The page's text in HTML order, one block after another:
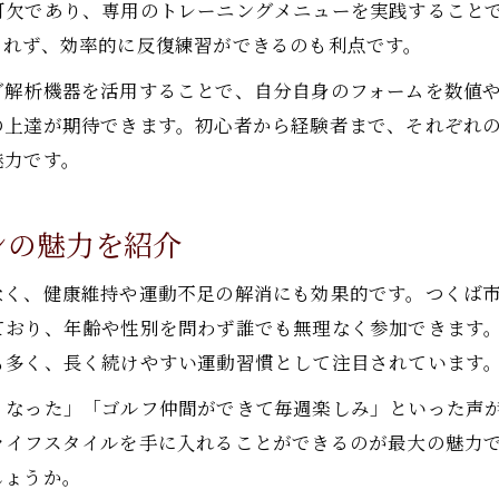
であり、専用のトレーニングメニューを実践すること
ず、効率的に反復練習ができるのも利点です。
析機器を活用することで、自分自身のフォームを数値
達が期待できます。初心者から経験者まで、それぞれ
です。
魅力を紹介
、健康維持や運動不足の解消にも効果的です。つくば
り、年齢や性別を問わず誰でも無理なく参加できます
く、長く続けやすい運動習慣として注目されています
った」「ゴルフ仲間ができて毎週楽しみ」といった声
フスタイルを手に入れることができるのが最大の魅力
うか。